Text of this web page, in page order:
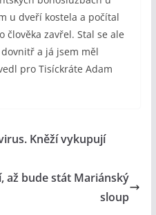
u dveří kostela a počítal
zavřel. Stal se ale
a já jsem měl
pro Tisíckráte Adam
Kněží vykupují
až bude stát Mariánský
sloup